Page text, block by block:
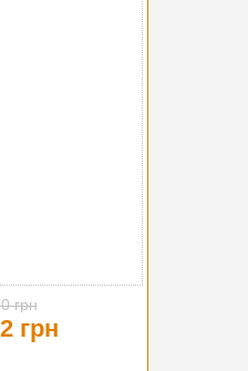
грн
грн